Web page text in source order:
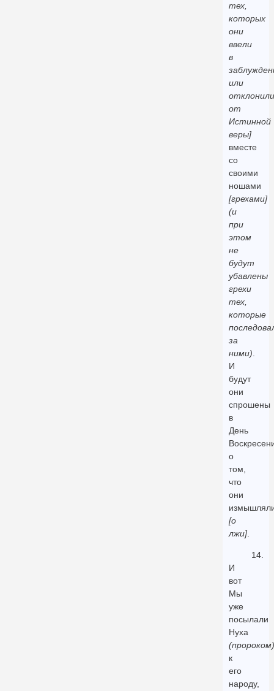
тех,
которых
они
ввели
в
или
отклонили
от
Истинной
веры]
вместе
со
своими
ношами
[грехами]
(и
при
этом
не
будут
убавлены
грехи
тех,
которые
за
ними).
И
будут
они
спрошены
в
День
о
том,
что
они
[о
лжи].
14.
И
вот
Мы
уже
посылали
Нуха
(пророком)
к
его
народу,